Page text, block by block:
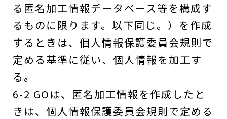
る匿名加工情報データベース等を構成す
るものに限ります。以下同じ。）を作成
するときは、個人情報保護委員会規則で
定める基準に従い、個人情報を加工す
る。
6-2 GOは、匿名加工情報を作成したと
きは、個人情報保護委員会規則で定める